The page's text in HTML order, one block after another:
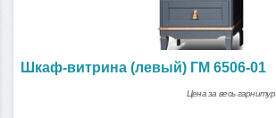
Шкаф-витрина (левый) ГМ 6506-01
Цена за весь гарнитур